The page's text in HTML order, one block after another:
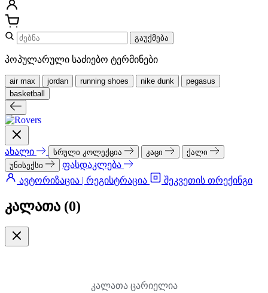
გაუქმება
პოპულარული საძიებო ტერმინები
air max jordan running shoes nike dunk
pegasus
basketball
ახალი სრული კოლექცია კაცი
ქალი
უნისექსი
ფასდაკლება
ავტორიზაცია | რეგისტრაცია
შეკვეთის თრექინგი
კალათა (0)
კალათა ცარიელია